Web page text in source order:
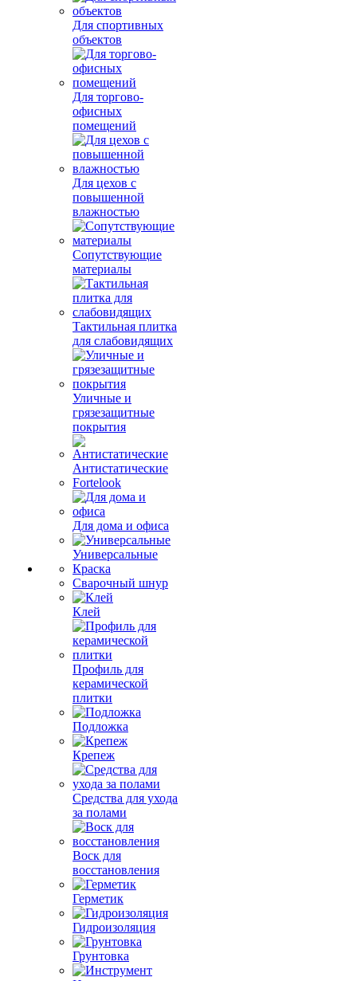
Для спортивных
объектов
Для торгово-
офисных
помещений
Для цехов с
повышенной
влажностью
Сопутствующие
материалы
Тактильная плитка
для слабовидящих
Уличные и
грязезащитные
покрытия
Антистатические
Fortelook
Для дома и офиса
Универсальные
Краска
Сварочный шнур
Клей
Профиль для
керамической
плитки
Подложка
Крепеж
Средства для ухода
за полами
Воск для
восстановления
Герметик
Гидроизоляция
Грунтовка